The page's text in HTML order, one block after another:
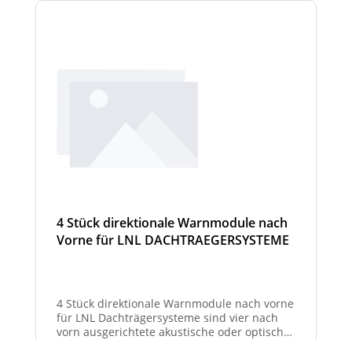
4 Stück direktionale Warnmodule nach
Vorne für LNL DACHTRAEGERSYSTEME
4 Stück direktionale Warnmodule nach vorne
für LNL Dachträgersysteme sind vier nach
vorn ausgerichtete akustische oder optische